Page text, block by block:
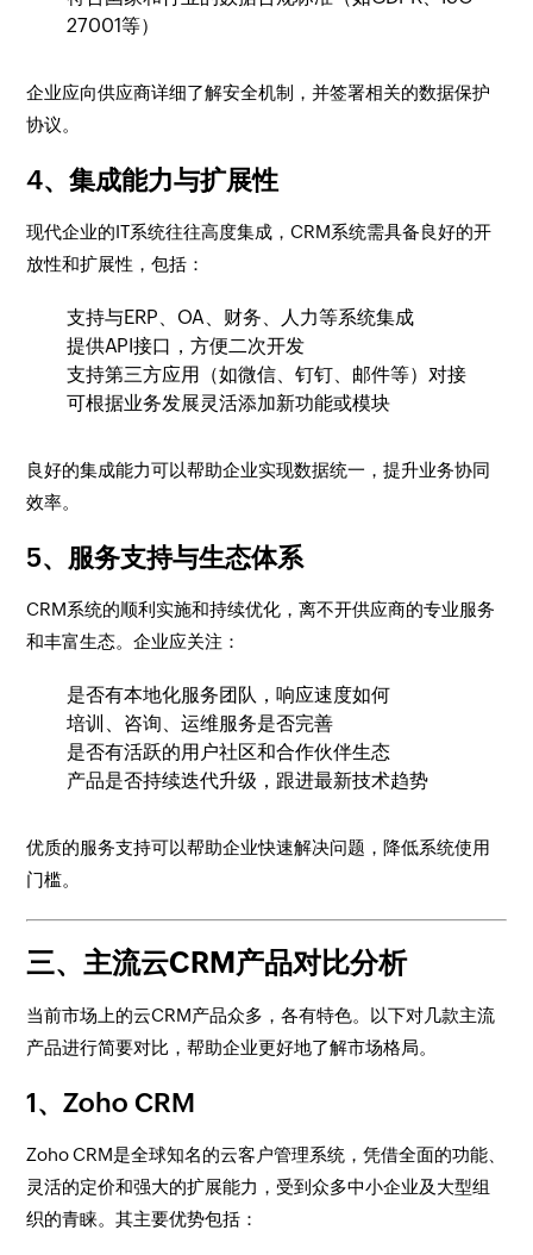
27001等）
企业应向供应商详细了解安全机制，并签署相关的数据保护
协议。
4、集成能力与扩展性
现代企业的IT系统往往高度集成，CRM系统需具备良好的开
放性和扩展性，包括：
支持与ERP、OA、财务、人力等系统集成
提供API接口，方便二次开发
支持第三方应用（如微信、钉钉、邮件等）对接
可根据业务发展灵活添加新功能或模块
良好的集成能力可以帮助企业实现数据统一，提升业务协同
效率。
5、服务支持与生态体系
CRM系统的顺利实施和持续优化，离不开供应商的专业服务
和丰富生态。企业应关注：
是否有本地化服务团队，响应速度如何
培训、咨询、运维服务是否完善
是否有活跃的用户社区和合作伙伴生态
产品是否持续迭代升级，跟进最新技术趋势
优质的服务支持可以帮助企业快速解决问题，降低系统使用
门槛。
三、主流云CRM产品对比分析
当前市场上的云CRM产品众多，各有特色。以下对几款主流
产品进行简要对比，帮助企业更好地了解市场格局。
1、Zoho CRM
Zoho CRM是全球知名的云客户管理系统，凭借全面的功能、
灵活的定价和强大的扩展能力，受到众多中小企业及大型组
织的青睐。其主要优势包括：